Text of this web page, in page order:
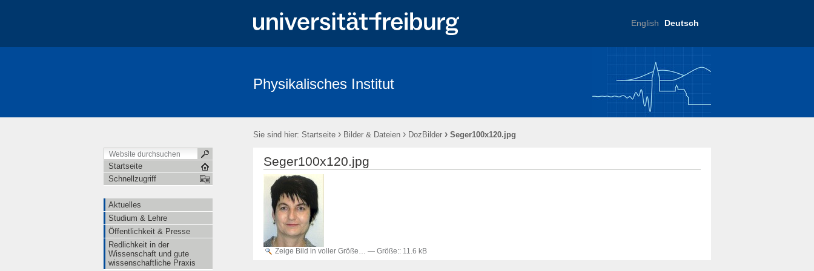
English Deutsch
Physikalisches Institut
Sie sind hier: Startseite › Bilder & Dateien › DozBilder › Seger100x120.jpg
Startseite
Schnellzugriff
Aktuelles
Studium & Lehre
Öffentlichkeit & Presse
Redlichkeit in der
Wissenschaft und gute
wissenschaftliche Praxis
Seger100x120.jpg
Zeige Bild in voller Größe… — Größe:: 11.6 kB